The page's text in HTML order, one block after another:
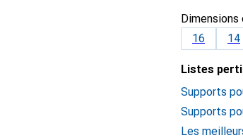
16
14
Listes
Supports
Supports
Les